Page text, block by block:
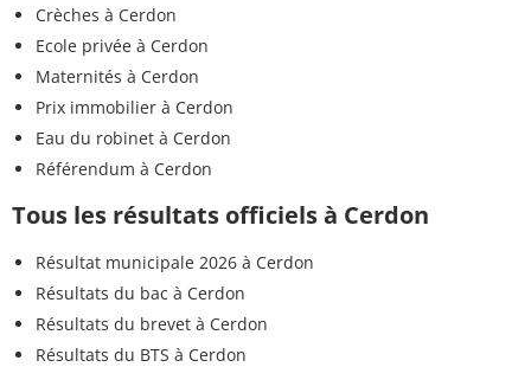
Crèches à Cerdon
Ecole privée à Cerdon
Maternités à Cerdon
Prix immobilier à Cerdon
Eau du robinet à Cerdon
Référendum à Cerdon
Tous les résultats officiels à Cerdon
Résultat municipale 2026 à Cerdon
Résultats du bac à Cerdon
Résultats du brevet à Cerdon
Résultats du BTS à Cerdon